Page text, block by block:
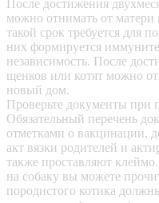
После достижения
можно отнимать от
такой срок требуется для
них формируется
независимость. После
щенков или котят можно
новый дом.
Проверьте документы при
Обязательный перечень
отметками о вакцинации,
акт вязки родителей и
также проставляют
на собаку вы можете
породистого котика